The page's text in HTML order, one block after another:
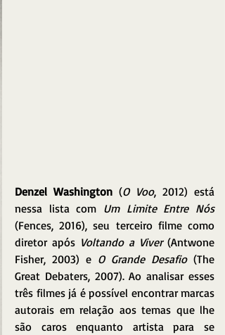
Denzel Washington (O Voo, 2012) está
nessa lista com Um Limite Entre Nós
(Fences, 2016), seu terceiro filme como
diretor após Voltando a Viver (Antwone
Fisher, 2003) e O Grande Desafio (The
Great Debaters, 2007). Ao analisar esses
três filmes já é possível encontrar marcas
autorais em relação aos temas que lhe
são caros enquanto artista para se